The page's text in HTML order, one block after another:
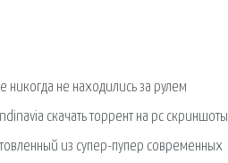
никогда не находились за рулем
скачать торрент на pc скриншоты
из супер-пупер современных